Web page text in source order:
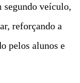
segundo veículo,
reforçando a
pelos alunos e